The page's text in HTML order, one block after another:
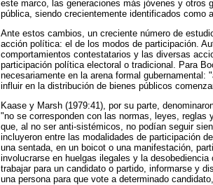
este marco, las generaciones más jóvenes y otros
pública, siendo crecientemente identificados como
Ante estos cambios, un creciente número de
acción política: el de los modos de participación.
comportamientos contestatarios y las diversas
participación política electoral o tradicional. Para
necesariamente en la arena formal
influir en la distribución de bienes públicos
Kaase y Marsh (1979:41), por su parte,
"no se corresponden con las normas, leyes, reglas
que, al no ser anti-sistémicos, no podían seguir
incluyeron entre las modalidades de participación
una sentada, en un boicot o una manifestación,
involucrarse en huelgas ilegales y la
trabajar para un candidato o partido, informarse y
una persona para que vote a determinado